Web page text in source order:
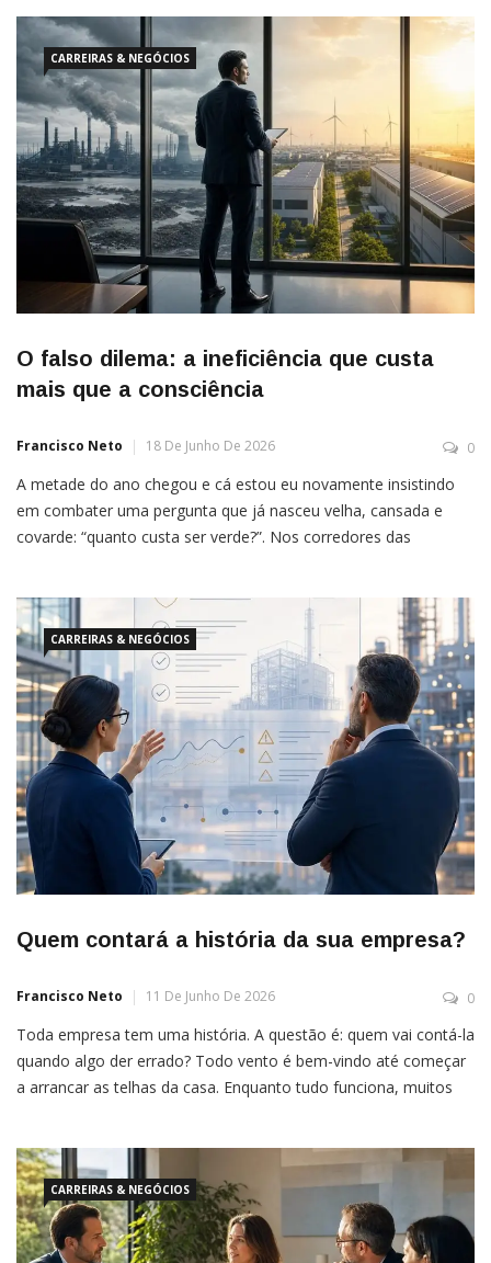
reclamações (justas) de sempre. Uma […]
CARREIRAS & NEGÓCIOS
O falso dilema: a ineficiência que custa
mais que a consciência
Francisco Neto 18 De Junho De 2026 0
A metade do ano chegou e cá estou eu novamente insistindo
em combater uma pergunta que já nasceu velha, cansada e
covarde: “quanto custa ser verde?”. Nos corredores das
centro de custo incômodo, um […]
CARREIRAS & NEGÓCIOS
Quem contará a história da sua empresa?
Francisco Neto 11 De Junho De 2026 0
Toda empresa tem uma história. A questão é: quem vai contá-la
quando algo der errado? Todo vento é bem-vindo até começar
a arrancar as telhas da casa. Enquanto tudo funciona, muitos
assinatura, mais um custo que alguém preferiria adiar. […]
CARREIRAS & NEGÓCIOS